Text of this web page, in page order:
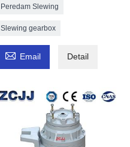
Peredam Slewing
Slewing gearbox
 Email Detail